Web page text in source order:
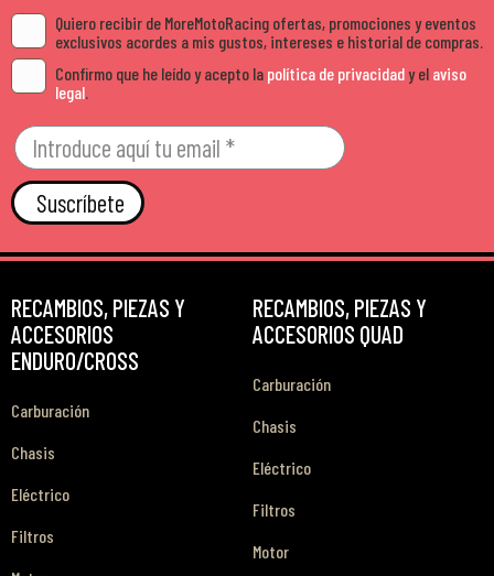
Quiero recibir de MoreMotoRacing ofertas, promociones y eventos
exclusivos acordes a mis gustos, intereses e historial de compras.
Confirmo que he leído y acepto la política de privacidady el aviso
legal.
Suscríbete
RECAMBIOS, PIEZAS Y
ACCESORIOS
ENDURO/CROSS
Carburación
Chasis
Eléctrico
Filtros
RECAMBIOS, PIEZAS Y
ACCESORIOS QUAD
Carburación
Chasis
Eléctrico
Filtros
Motor